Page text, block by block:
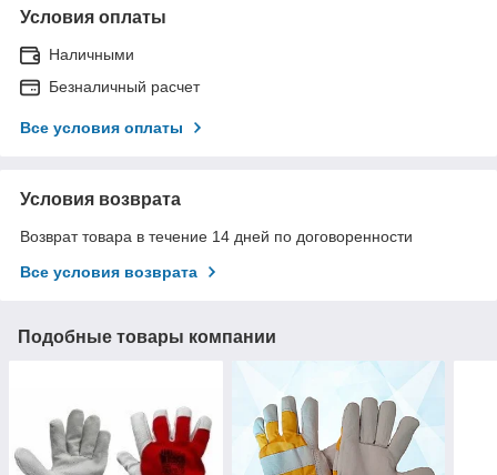
Условия оплаты
Наличными
Безналичный расчет
Все условия оплаты
Условия возврата
Возврат товара в течение 14 дней по договоренности
Все условия возврата
Подобные товары компании